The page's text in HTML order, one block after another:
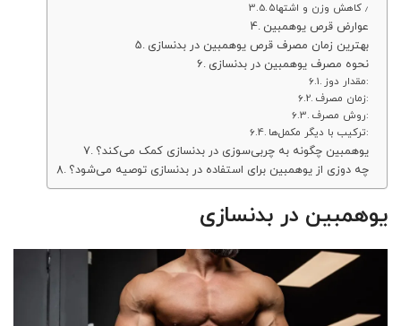
۵٫ کاهش وزن و اشتها
عوارض قرص یوهمبین
بهترین زمان مصرف قرص یوهمبین در بدنسازی
نحوه مصرف یوهمبین در بدنسازی
مقدار دوز:
زمان مصرف:
روش مصرف:
ترکیب با دیگر مکمل‌ها:
یوهمبین چگونه به چربی‌سوزی در بدنسازی کمک می‌کند؟
چه دوزی از یوهمبین برای استفاده در بدنسازی توصیه می‌شود؟
یوهمبین در بدنسازی